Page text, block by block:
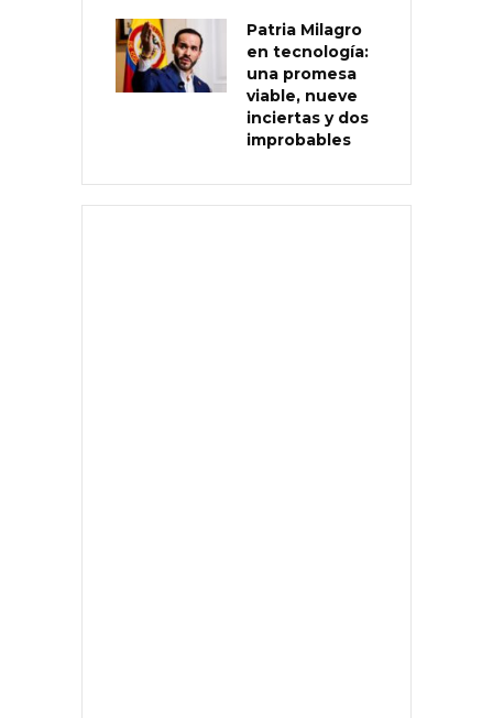
Patria Milagro
en tecnología:
una promesa
viable, nueve
inciertas y dos
improbables